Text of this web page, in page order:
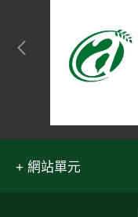
網站單元